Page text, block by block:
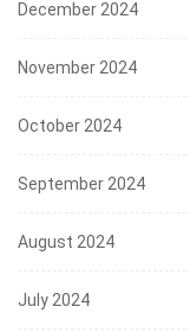
December 2024
November 2024
October 2024
September 2024
August 2024
July 2024